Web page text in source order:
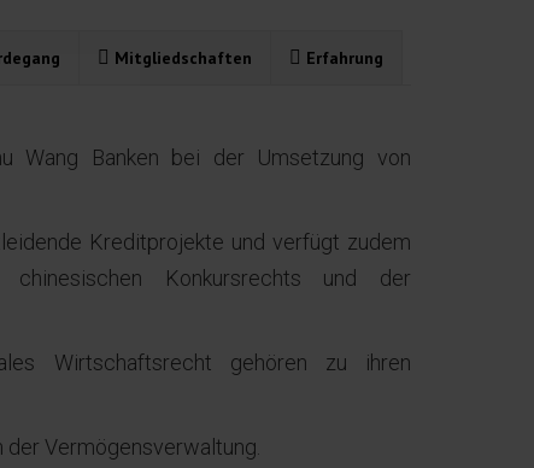
Mitgliedschaften Erfahrung
Wang Banken bei der Umsetzung von
Kreditprojekte und verfügt zudem
Konkursrechts und der
Wirtschaftsrecht gehören zu ihren
der Vermögensverwaltung.